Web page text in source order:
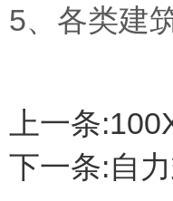
5、各类建
上一条:
下一条:自